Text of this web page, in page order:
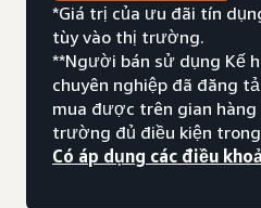
*Giá trị của ưu đãi tín
tùy vào thị trường.
**Người bán sử dụng Kế
chuyên nghiệp đã đăng
mua được trên gian
trường đủ điều kiện
Có áp dụng các điều